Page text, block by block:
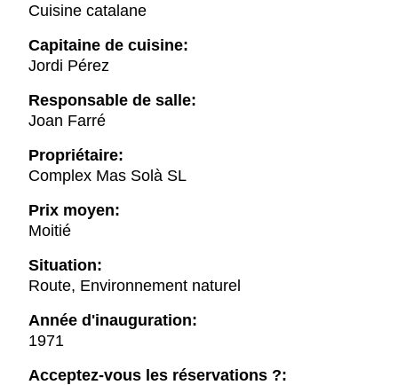
Cuisine catalane
Capitaine de cuisine:
Jordi Pérez
Responsable de salle:
Joan Farré
Propriétaire:
Complex Mas Solà SL
Prix moyen:
Moitié
Situation:
Route, Environnement naturel
Année d'inauguration:
1971
Acceptez-vous les réservations ?: